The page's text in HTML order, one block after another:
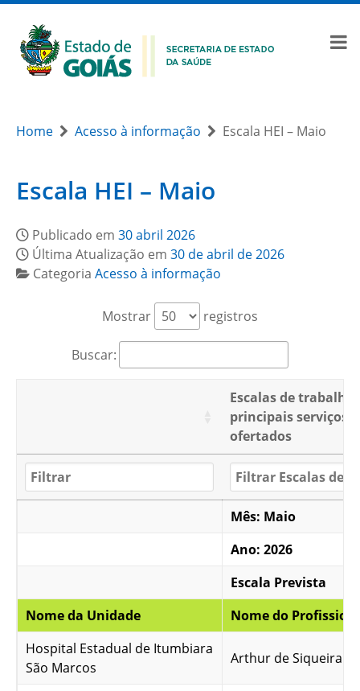
Home Acesso à informação Escala HEI – Maio
Escala HEI – Maio
Publicado em 30 abril 2026
Última Atualização em 30 de abril de 2026
Categoria Acesso à informação
Mostrar registros
Buscar:
Escalas de trabalho
principais serviços
ofertados
Mês: Maio
Ano: 2026
Escala Prevista
Nome da Unidade
Nome do
Hospital Estadual de Itumbiara
São Marcos
Arthur de Siqueira